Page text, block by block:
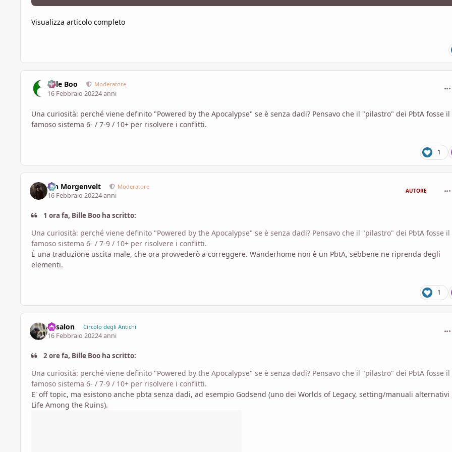
Visualizza articolo completo
Bille Boo Moderatore
16 Febbraio 20224 anni
Una curiosità: perché viene definito "Powered by the Apocalypse" se è senza dadi? Pensavo che il "pilastro" dei PbtA fosse il
famoso sistema 6- / 7-9 / 10+ per risolvere i conflitti.
1
Ian Morgenvelt Moderatore
16 Febbraio 20224 anni
AUTORE
1 ora fa, Bille Boo ha scritto:
Una curiosità: perché viene definito "Powered by the Apocalypse" se è senza dadi? Pensavo che il "pilastro" dei PbtA fosse il
famoso sistema 6- / 7-9 / 10+ per risolvere i conflitti.
È una traduzione uscita male, che ora provvederò a correggere. Wanderhome non è un PbtA, sebbene ne riprenda degli
elementi.
1
Assalon Circolo degli Antichi
16 Febbraio 20224 anni
2 ore fa, Bille Boo ha scritto:
Una curiosità: perché viene definito "Powered by the Apocalypse" se è senza dadi? Pensavo che il "pilastro" dei PbtA fosse il
famoso sistema 6- / 7-9 / 10+ per risolvere i conflitti.
E' off topic, ma esistono anche pbta senza dadi, ad esempio Godsend (uno dei Worlds of Legacy, setting/manuali alternativi
Life Among the Ruins).